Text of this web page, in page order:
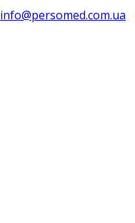
info@persomed.com.ua